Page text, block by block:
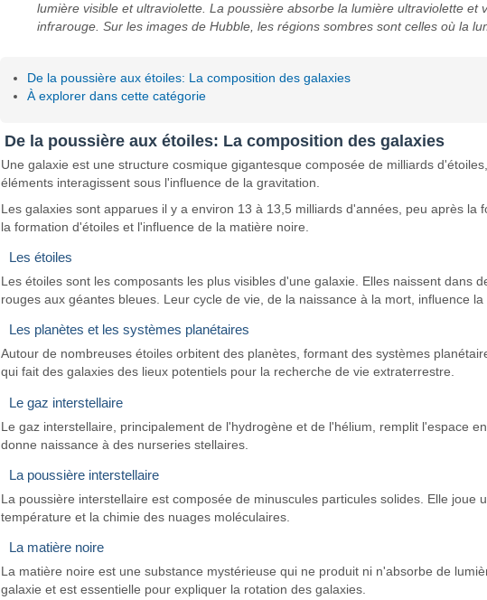
lumière visible et ultraviolette. La poussière absorbe la lumière ultraviolette
infrarouge. Sur les images de Hubble, les régions sombres sont celles où la
De la poussière aux étoiles: La composition des galaxies
À explorer dans cette catégorie
De la poussière aux étoiles: La composition des galaxies
Une galaxie est une structure cosmique gigantesque composée de milliards
éléments interagissent sous l'influence de la gravitation.
Les galaxies sont apparues il y a environ 13 à 13,5 milliards d'années, peu après
la formation d'étoiles et l'influence de la matière noire.
Les étoiles
Les étoiles sont les composants les plus visibles d'une galaxie. Elles naissent
rouges aux géantes bleues. Leur cycle de vie, de la naissance à la mort, influence
Les planètes et les systèmes planétaires
Autour de nombreuses étoiles orbitent des planètes, formant des systèmes
qui fait des galaxies des lieux potentiels pour la recherche de vie extraterrestre.
Le gaz interstellaire
Le gaz interstellaire, principalement de l'hydrogène et de l'hélium, remplit l'espace
donne naissance à des nurseries stellaires.
La poussière interstellaire
La poussière interstellaire est composée de minuscules particules solides. Elle
température et la chimie des nuages moléculaires.
La matière noire
La matière noire est une substance mystérieuse qui ne produit ni n'absorbe de
galaxie et est essentielle pour expliquer la rotation des galaxies.